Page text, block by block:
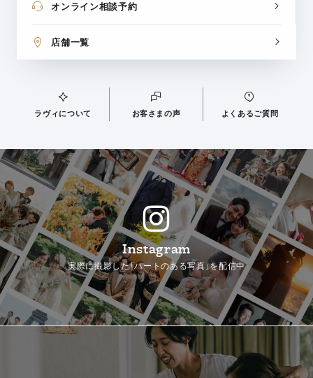
オンライン相談予約
店舗一覧
ラヴィについて お客さまの声 よくあるご質問
Instagram
実際に撮影した「ハートのある写真」を配信中